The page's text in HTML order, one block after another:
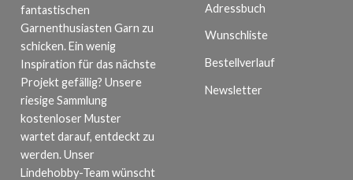
fantastischen
Garnenthusiasten Garn zu
schicken. Ein wenig
Inspiration für das nächste
Projekt gefällig? Unsere
riesige Sammlung
kostenloser Muster
wartet darauf, entdeckt zu
werden. Unser
Lindehobby-Team wünscht
Adressbuch
Wunschliste
Bestellverlauf
Newsletter